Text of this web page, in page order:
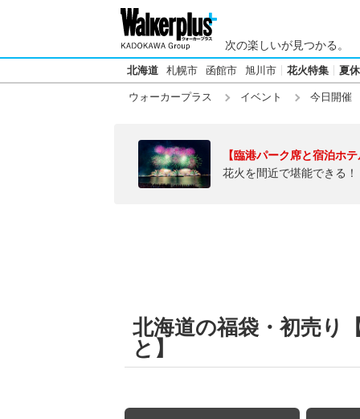
次の楽しいが見つかる。
北海道 札幌市 函館市 旭川市 花火特集 夏
ウォーカープラス イベント 今日開催
【臨港パーク席と宿泊ホ
花火を間近で堪能できる
北海道の福袋・初売り
と】